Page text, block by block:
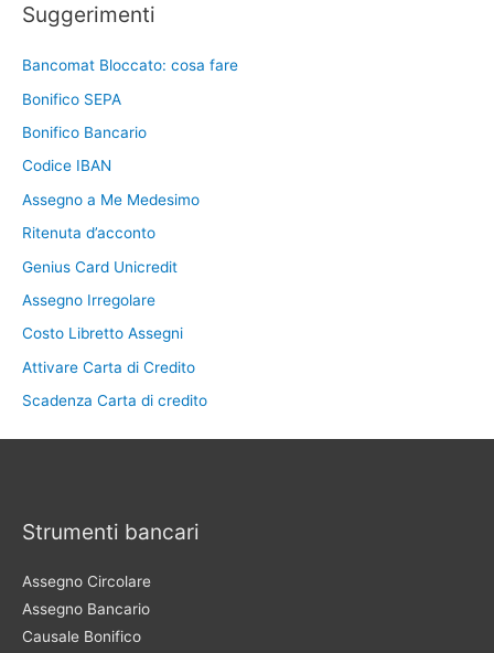
Suggerimenti
Bancomat Bloccato: cosa fare
Bonifico SEPA
Bonifico Bancario
Codice IBAN
Assegno a Me Medesimo
Ritenuta d’acconto
Genius Card Unicredit
Assegno Irregolare
Costo Libretto Assegni
Attivare Carta di Credito
Scadenza Carta di credito
Strumenti bancari
Assegno Circolare
Assegno Bancario
Causale Bonifico